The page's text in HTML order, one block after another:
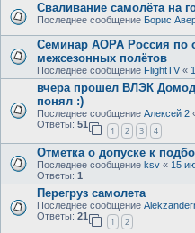
Сваливание самолёта на
Последнее сообщение Борис
Семинар AOPA Россия по
межсезонных полётов
Последнее сообщение FlightTV «
вчера прошел ВЛЭК
понял :)
Последнее сообщение Алексей 2
Ответы: 51
1 2 3 4
Отметка о допуске к
Последнее сообщение ksv « 15
Ответы: 1
Перегруз самолета
Последнее сообщение
Ответы: 21
1 2